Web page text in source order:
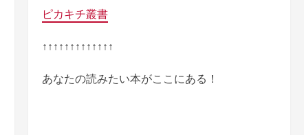
ピカキチ叢書
↑↑↑↑↑↑↑↑↑↑↑↑↑
あなたの読みたい本がここにある！